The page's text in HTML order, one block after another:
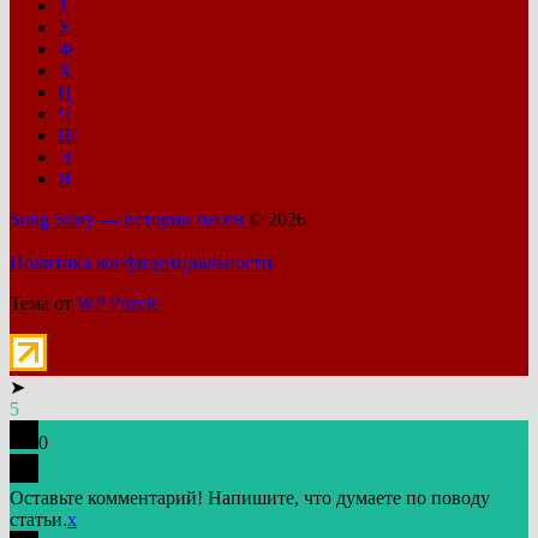
Т
У
Ф
Х
Ц
Ч
Ш
Э
Я
Song Story — истории песен © 2026
Политика конфиденциальности
Тема от WP Puzzle
➤
5
0
Оставьте комментарий! Напишите, что думаете по поводу
статьи.x